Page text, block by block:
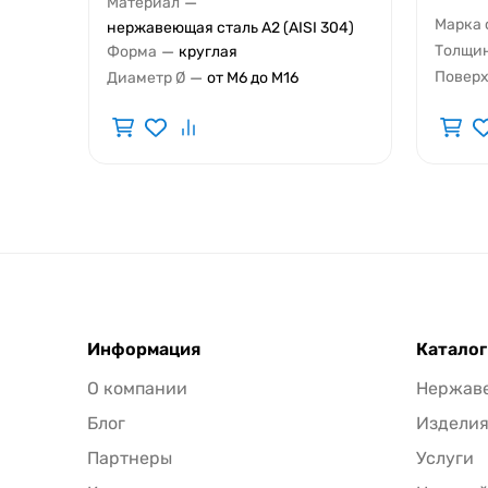
нержавеющая сталь A2 (AISI 304)
Форма — круглая
Диаметр Ø — от М6 до М16
Марка
Информация
О компании
Блог
Партнеры
Каталог
Изделия
Услуги